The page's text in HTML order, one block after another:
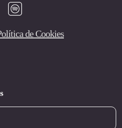
de Cookies